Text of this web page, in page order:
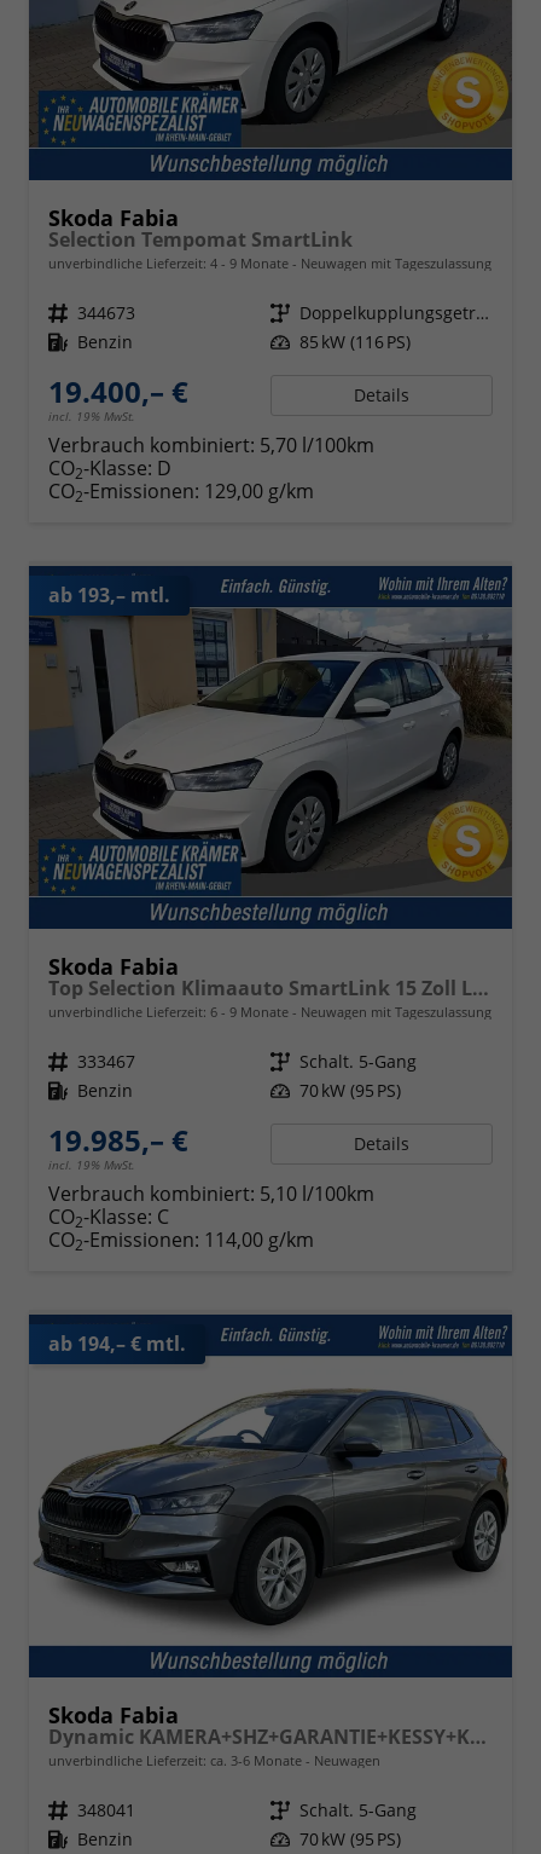
Skoda Fabia
Selection Tempomat SmartLink
unverbindliche Lieferzeit: 4 - 9 Monate Neuwagen mit Tageszulassung
Fahrzeugnr. 344673 Getriebe
Doppelkupplungsgetriebe (DSG)
Kraftstoff Benzin Leistung 85 kW (116 PS)
19.400,– €
incl. 19% MwSt.
Details
Verbrauch kombiniert: 5,70 l/100km
CO2-Klasse: D
CO2-Emissionen: 129,00 g/km
ab 193,– mtl.
Skoda Fabia
Top Selection Klimaauto SmartLink 15 Zoll LM Sunset Licht- und Regensensor
unverbindliche Lieferzeit: 6 - 9 Monate Neuwagen mit Tageszulassung
Fahrzeugnr. 333467 Getriebe Schalt. 5-Gang
Kraftstoff Benzin Leistung 70 kW (95 PS)
19.985,– €
incl. 19% MwSt.
Details
Verbrauch kombiniert: 5,10 l/100km
CO2-Klasse: C
CO2-Emissionen: 114,00 g/km
ab 194,– € mtl.
Skoda Fabia
Dynamic KAMERA+SHZ+GARANTIE+KESSY+KLIMA+LED+16" LM+SMARTLINK
unverbindliche Lieferzeit: ca. 3-6 Monate Neuwagen
Fahrzeugnr. 348041 Getriebe Schalt. 5-Gang
Kraftstoff Benzin Leistung 70 kW (95 PS)